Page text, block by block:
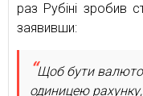
раз Рубіні зробив
заявивши:
Щоб бути
одиницею